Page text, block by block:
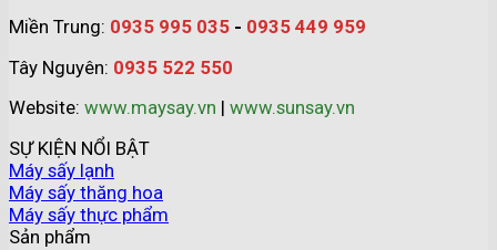
Miền Trung: 0935 995 035 - 0935 449 959
Tây Nguyên: 0935 522 550
Website: www.maysay.vn | www.sunsay.vn
SỰ KIỆN NỔI BẬT
Máy sấy lạnh
Máy sấy thăng hoa
Máy sấy thực phẩm
Sản phẩm